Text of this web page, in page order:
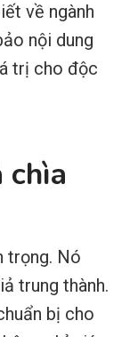
về ngành
nội dung
trị cho độc
trọng. Nó
trung thành.
bị cho